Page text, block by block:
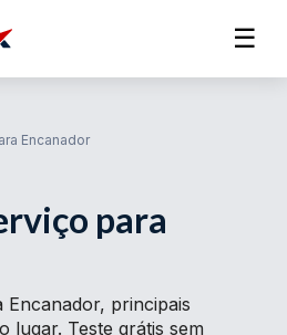
☰
Encanador
para
principais
lugar. Teste grátis sem